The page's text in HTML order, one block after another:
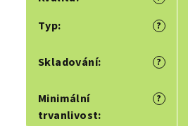
?
Typ:
?
Skladování:
?
Minimální
trvanlivost: